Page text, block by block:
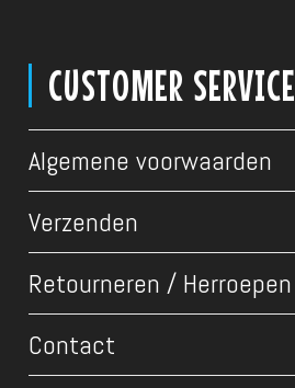
CUSTOMER SERVICE
Algemene voorwaarden
Verzenden
Retourneren / Herroepen
Contact